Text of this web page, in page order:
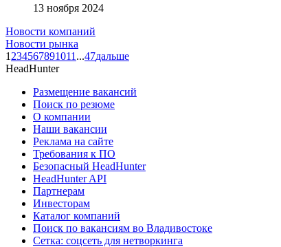
13 ноября 2024
Новости компаний
Новости рынка
1 234567891011 ...47дальше
HeadHunter
Размещение вакансий
Поиск по резюме
О компании
Наши вакансии
Реклама на сайте
Требования к ПО
Безопасный HeadHunter
HeadHunter API
Партнерам
Инвесторам
Каталог компаний
Поиск по вакансиям во Владивостоке
Сетка: соцсеть для нетворкинга